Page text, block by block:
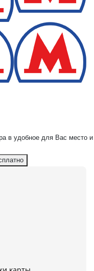
в удобное для Вас место и